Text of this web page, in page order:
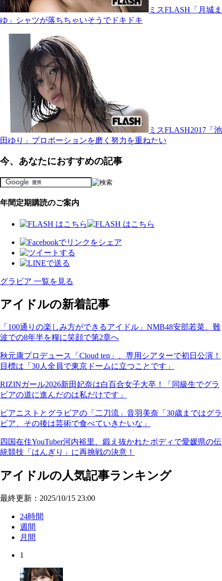
ミスFLASH「月城ま
ゆ」シャツが落ちちゃいそうでドキドキ
ミスFLASH2017「池
田ゆり」プロポーションを磨く努力を重ねたい
今、あなたにおすすめの記事
年間定期購読のご案内
グラビア 一覧を見る
アイドルの新着記事
「100通りの楽しみ方ができるアイドル」NMB48安部若菜、難
波での8年半を糧に笑顔で第2章へ
秋元康プロデュース「Cloud ten」、専用シアターで初日公演！
目標は「30人全員で東京ドームに立つことです」
RIZINガール2026新田妃奈は白百合女子大卒！「同級生でグラ
ビアの道に進んだのは私だけです」
ピアニストとグラビアの「二刀流」音羽美奈「30歳まではグラ
ビア、その後は芸術で食べていきたいな」
四国在住YouTuber河内裕里、鍛え抜かれたボディで愛媛県の伝
統競技「はんぎり」に再挑戦の決意！
アイドルの人気記事ランキング
最終更新：2025/10/15 23:00
24時間
週間
月間
1